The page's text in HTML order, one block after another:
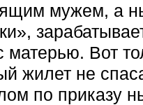
мужем, а
матерью. Вот
жилет не
по приказу